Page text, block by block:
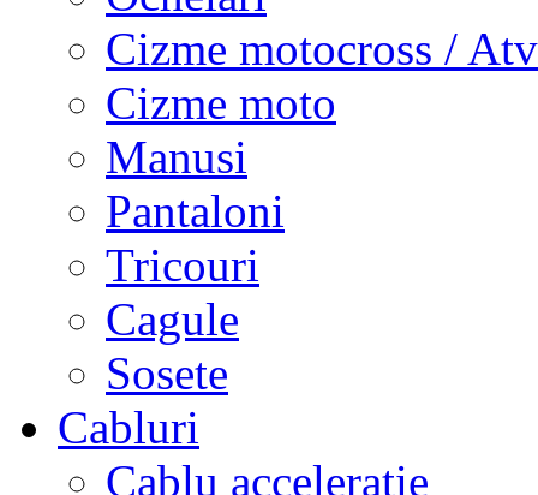
Cizme motocross / Atv
Cizme moto
Manusi
Pantaloni
Tricouri
Cagule
Sosete
Cabluri
Cablu acceleratie